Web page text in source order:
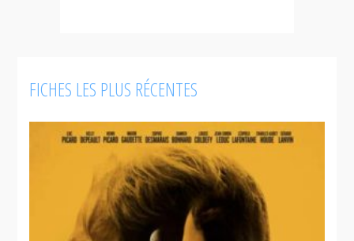
FICHES LES PLUS RÉCENTES